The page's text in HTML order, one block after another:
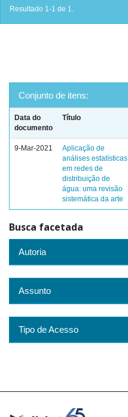
Resultado 1-1 de 1.
Conjunto de itens:
Data do
documento
Título
9-Mar-2021
Aplicação de
análises estatísticas
em redes de
distribuição de
água: uma revisão
sistemática da arte
Busca facetada
Autoria
Assunto
Tipo de Acesso